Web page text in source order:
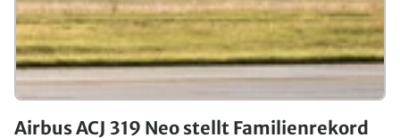
Airbus ACJ 319 Neo stellt Familienrekord